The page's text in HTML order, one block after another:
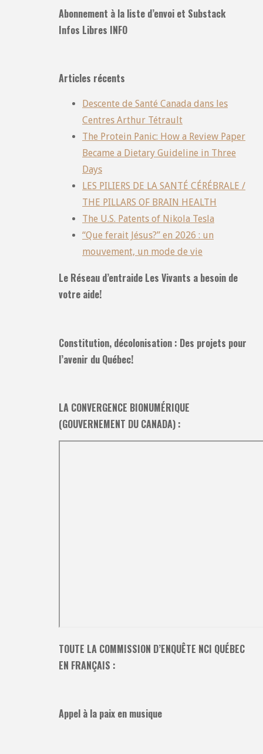
Abonnement à la liste d’envoi et Substack
Infos Libres INFO
Articles récents
Descente de Santé Canada dans les
Centres Arthur Tétrault
The Protein Panic: How a Review Paper
Became a Dietary Guideline in Three
Days
LES PILIERS DE LA SANTÉ CÉRÉBRALE /
THE PILLARS OF BRAIN HEALTH
The U.S. Patents of Nikola Tesla
“Que ferait Jésus?” en 2026 : un
mouvement, un mode de vie
Le Réseau d’entraide Les Vivants a besoin de
votre aide!
Constitution, décolonisation : Des projets pour
l’avenir du Québec!
LA CONVERGENCE BIONUMÉRIQUE
(GOUVERNEMENT DU CANADA) :
TOUTE LA COMMISSION D’ENQUÊTE NCI QUÉBEC
EN FRANÇAIS :
Appel à la paix en musique